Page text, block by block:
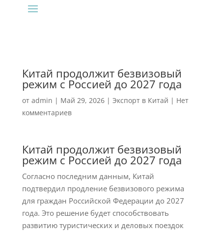
Китай продолжит безвизовый
режим с Россией до 2027 года
от admin | Май 29, 2026| Экспорт в Китай | Нет
комментариев
Китай продолжит безвизовый
режим с Россией до 2027 года
Согласно последним данным, Китай
подтвердил продление безвизового режима
для граждан Российской Федерации до 2027
года. Это решение будет способствовать
развитию туристических и деловых поездок